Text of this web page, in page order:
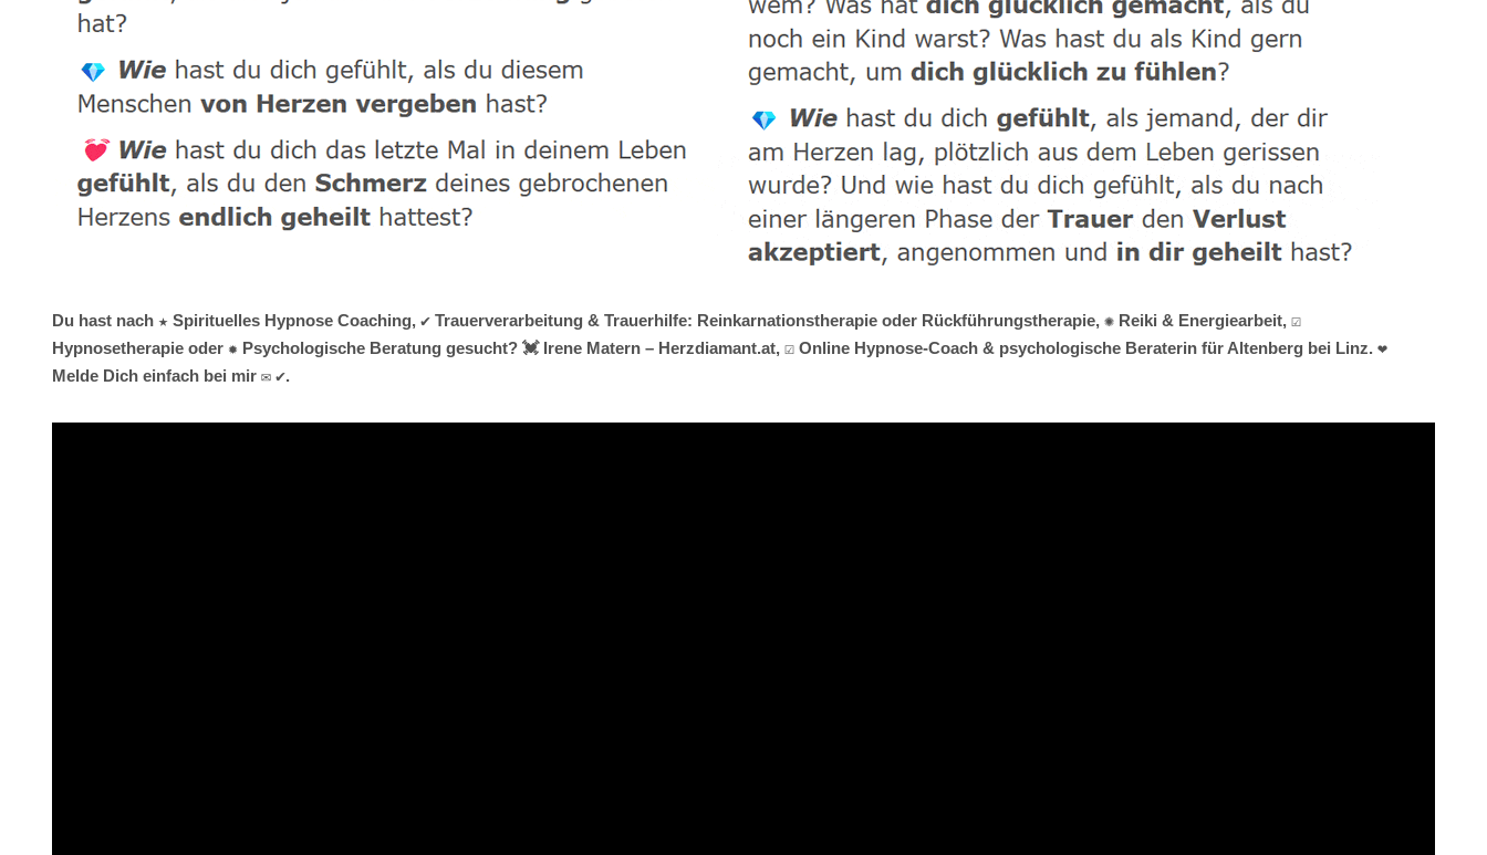
Du hast nach ★ Spirituelles Hypnose Coaching, ✔️ Trauerverarbeitung & Trauerhilfe: Reinkarnationstherapie oder Rückführungstherapie, ✺ Reiki & Energiearbeit, ☑️
Hypnosetherapie oder ✹ Psychologische Beratung gesucht? 💓️ Irene Matern – Herzdiamant.at, ☑️ Online Hypnose-Coach & psychologische Beraterin für Altenberg bei Linz. ❤
Melde Dich einfach bei mir ✉ ✔.